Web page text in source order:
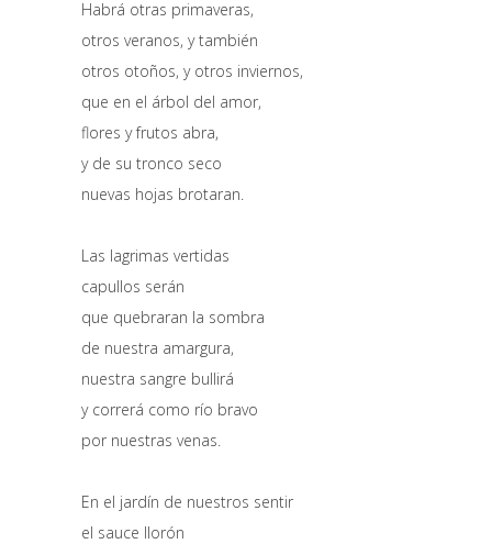
Habrá otras primaveras,
otros veranos, y también
otros otoños, y otros inviernos,
que en el árbol del amor,
flores y frutos abra,
y de su tronco seco
nuevas hojas brotaran.
Las lagrimas vertidas
capullos serán
que quebraran la sombra
de nuestra amargura,
nuestra sangre bullirá
y correrá como río bravo
por nuestras venas.
En el jardín de nuestros sentir
el sauce llorón